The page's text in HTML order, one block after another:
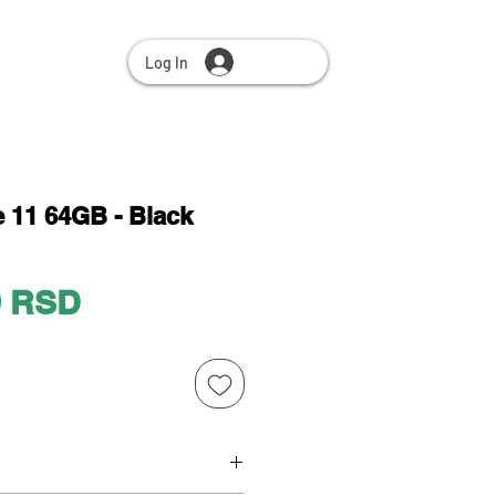
Log In
11 64GB - Black
RSDPrice